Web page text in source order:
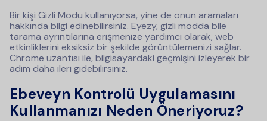
Bir kişi Gizli Modu kullanıyorsa, yine de onun aramaları
hakkında bilgi edinebilirsiniz. Eyezy, gizli modda bile
tarama ayrıntılarına erişmenize yardımcı olarak, web
etkinliklerini eksiksiz bir şekilde görüntülemenizi sağlar.
Chrome uzantısı ile, bilgisayardaki geçmişini izleyerek bir
adım daha ileri gidebilirsiniz.
Ebeveyn Kontrolü Uygulamasını
Kullanmanızı Neden Öneriyoruz?